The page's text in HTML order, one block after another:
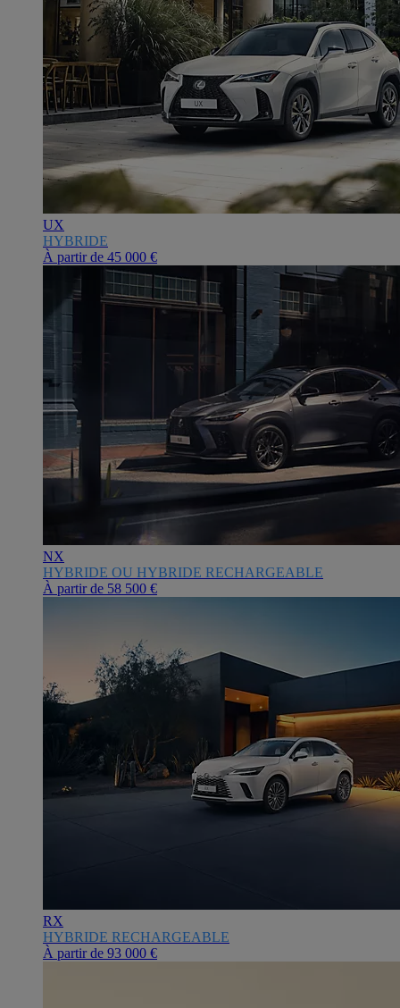
UX
HYBRIDE
À partir de 45 000 €
NX
HYBRIDE OU HYBRIDE RECHARGEABLE
À partir de 58 500 €
RX
HYBRIDE RECHARGEABLE
À partir de 93 000 €